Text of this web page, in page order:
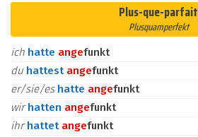
Plus-que-parfait
Plusquamperfekt
ich hatte angefunkt
du hattest angefunkt
er/sie/es hatte angefunkt
wirhatten angefunkt
ihrhattet angefunkt